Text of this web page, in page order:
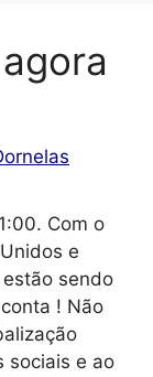
Com o
e
sendo
! Não
sociais e ao